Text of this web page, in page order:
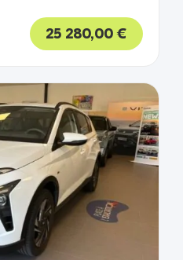
25 280,00€